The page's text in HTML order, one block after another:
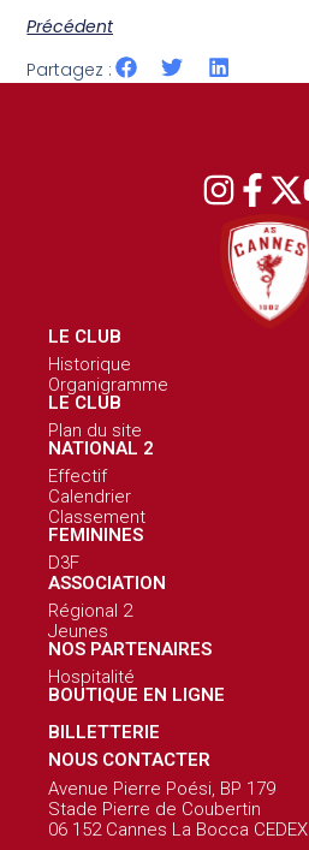
Précédent
Partagez :
LE CLUB
Historique
Organigramme
LE CLUB
Plan du site
NATIONAL 2
Effectif
Calendrier
Classement
FEMININES
D3F
ASSOCIATION
Régional 2
Jeunes
NOS PARTENAIRES
Hospitalité
BOUTIQUE EN LIGNE
BILLETTERIE
NOUS CONTACTER
Avenue Pierre Poési, BP 179
Stade Pierre de Coubertin
06 152 Cannes La Bocca CEDEX